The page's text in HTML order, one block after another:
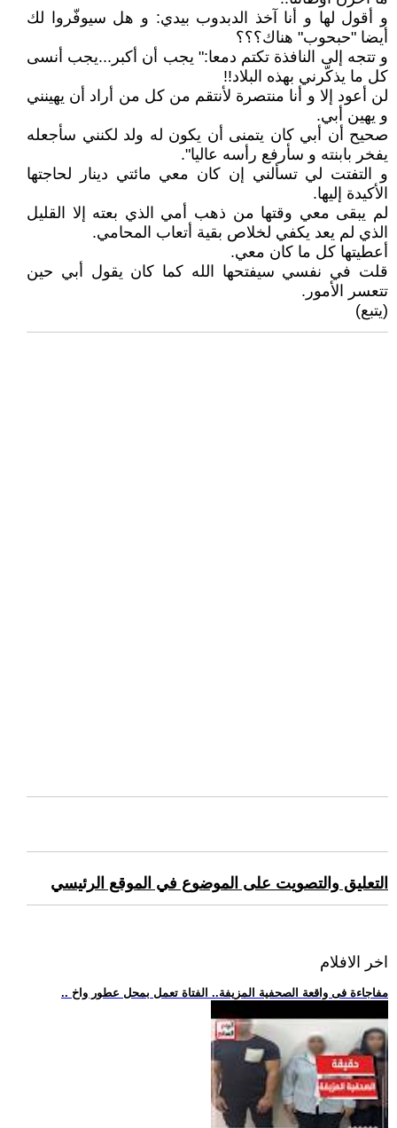
و أقول لها و أنا آخذ الدبدوب بيدي: و هل سيوفّروا لك
أيضا ʺحبحوبʺ هناك؟؟؟
و تتجه إلى النافذة تكتم دمعا:ʺ يجب أن أكبر...يجب أنسى
كل ما يذكّرني بهذه البلاد!!
لن أعود إلا و أنا منتصرة لأنتقم من كل من أراد أن يهينني
و يهين أبي.
صحيح أن أبي كان يتمنى أن يكون له ولد لكنني سأجعله
يفخر بابنته و سأرفع رأسه عالياʺ.
و التفتت لي تسألني إن كان معي مائتي دينار لحاجتها
الأكيدة إليها.
لم يبقى معي وقتها من ذهب أمي الذي بعته إلا القليل
الذي لم يعد يكفي لخلاص بقية أتعاب المحامي.
أعطيتها كل ما كان معي.
قلت في نفسي سيفتحها الله كما كان يقول أبي حين
تتعسر الأمور.
(يتبع)
التعليق والتصويت على الموضوع في الموقع الرئيسي
اخر الافلام
.. مفاجاءة فى واقعة الصحفية المزيفة.. الفتاة تعمل بمحل عطور واخ